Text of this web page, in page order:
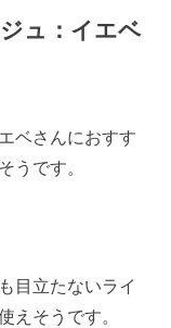
ュ：イエベ
ベさんにおすす
うです。
目立たないライ
えそうです。